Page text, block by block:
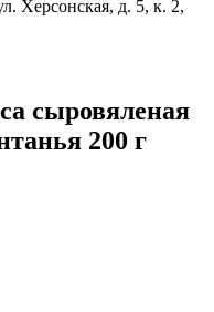
Херсонская, д. 5, к. 2,
сыровяленая
200 г